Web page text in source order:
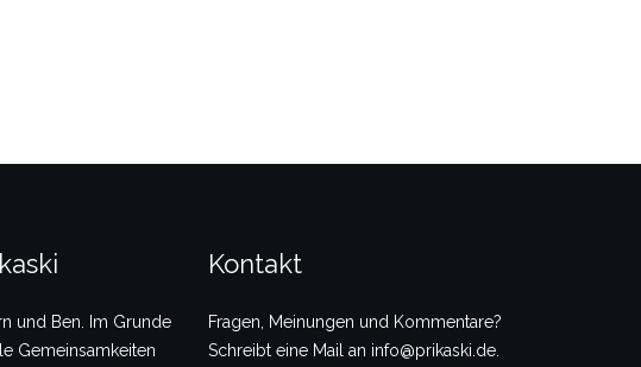
und Ben. Im Grunde
Gemeinsamkeiten
Kontakt
Fragen, Meinungen und Kommentare?
Schreibt eine Mail an info@prikaski.de.